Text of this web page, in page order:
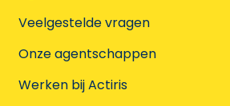
Veelgestelde vragen
Onze agentschappen
Werken bij Actiris